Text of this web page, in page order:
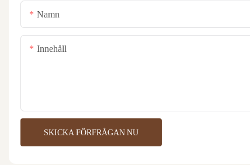
Namn
Innehåll
SKICKA FÖRFRÅGAN NU